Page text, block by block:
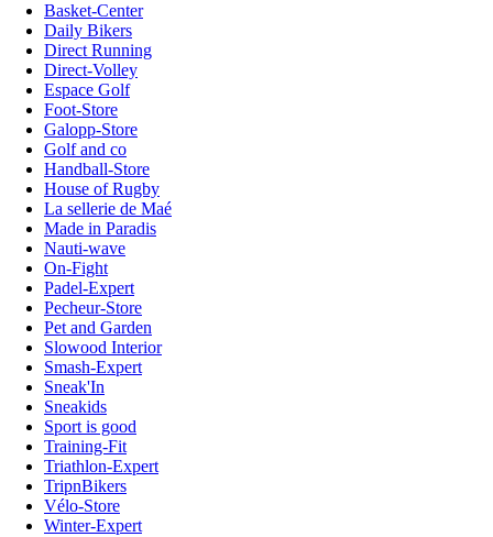
Basket-Center
Daily Bikers
Direct Running
Direct-Volley
Espace Golf
Foot-Store
Galopp-Store
Golf and co
Handball-Store
House of Rugby
La sellerie de Maé
Made in Paradis
Nauti-wave
On-Fight
Padel-Expert
Pecheur-Store
Pet and Garden
Slowood Interior
Smash-Expert
Sneak'In
Sneakids
Sport is good
Training-Fit
Triathlon-Expert
TripnBikers
Vélo-Store
Winter-Expert